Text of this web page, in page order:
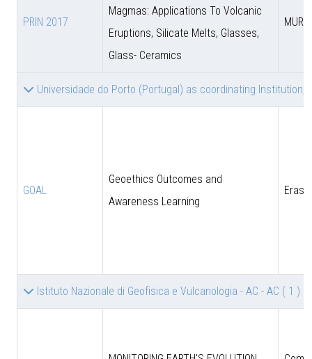
PRIN 2017
Magmas: Applications To Volcanic
Eruptions, Silicate Melts, Glasses,
Glass- Ceramics
MUR
Universidade do Porto (Portugal) as coordinating Institution,
GOAL
Geoethics Outcomes and
Awareness Learning
Istituto Nazionale di Geofisica e Vulcanologia - AC - AC ( 1 )